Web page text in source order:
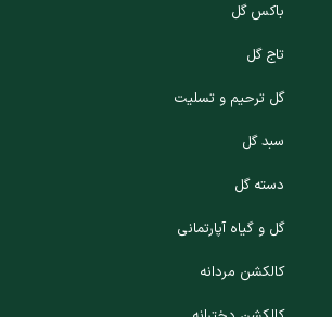
باکس گل
تاج گل
گل ترحیم و تسلیت
سبد گل
دسته گل
گل و گیاه آپارتمانی
کالکشن مردانه